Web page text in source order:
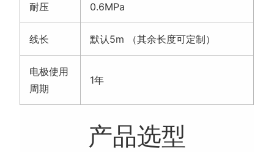
耐压 0.6MPa
线长 默认5m （其余长度可定制）
电极使用
周期
1年
产品选型